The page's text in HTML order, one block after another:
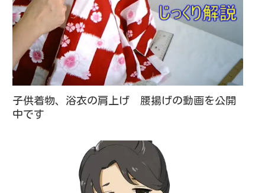
子供着物、浴衣の肩上げ 腰揚げの動画を公開
中です